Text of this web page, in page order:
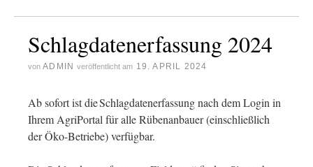
Schlagdatenerfassung 2024
von ADMIN veröffentlicht am 19. APRIL 2024
Ab sofort ist die Schlagdatenerfassung nach dem Login in
Ihrem AgriPortal für alle Rübenanbauer (einschließlich
der Öko-Betriebe) verfügbar.